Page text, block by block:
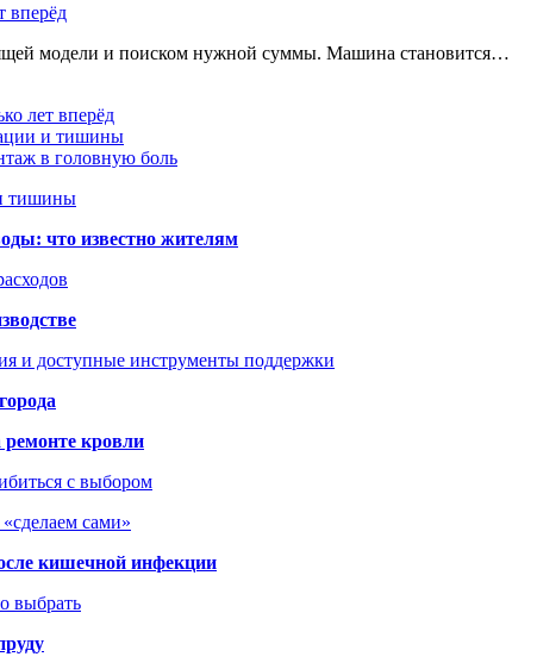
вперёд
модели и поиском нужной суммы. Машина становится…
лет вперёд
и тишины
в головную боль
тишины
что известно жителям
и доступные инструменты поддержки
кровли
с выбором
сами»
кишечной инфекции
выбрать